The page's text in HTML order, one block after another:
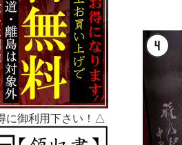
に御利用下さい！△